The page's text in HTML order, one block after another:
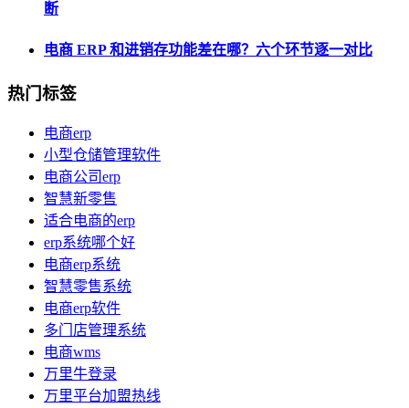
断
电商 ERP 和进销存功能差在哪？六个环节逐一对比
热门标签
电商erp
小型仓储管理软件
电商公司erp
智慧新零售
适合电商的erp
erp系统哪个好
电商erp系统
智慧零售系统
电商erp软件
多门店管理系统
电商wms
万里牛登录
万里平台加盟热线